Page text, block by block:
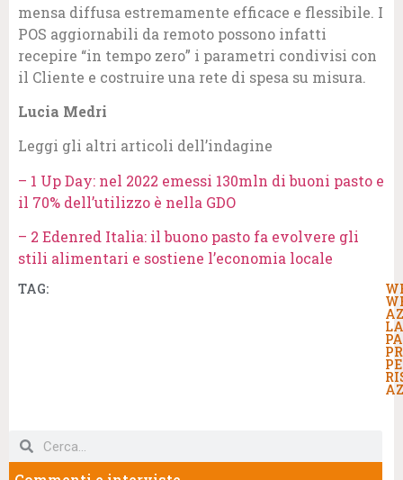
mensa diffusa estremamente efficace e flessibile. I
POS aggiornabili da remoto possono infatti
recepire “in tempo zero” i parametri condivisi con
il Cliente e costruire una rete di spesa su misura.
Lucia Medri
Leggi gli altri articoli dell’indagine
– 1 Up Day: nel 2022 emessi 130mln di buoni pasto e
il 70% dell’utilizzo è nella GDO
– 2 Edenred Italia: il buono pasto fa evolvere gli
stili alimentari e sostiene l’economia locale
TAG: